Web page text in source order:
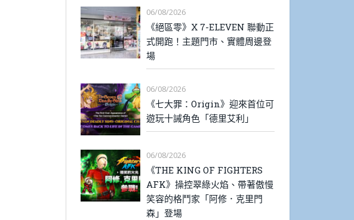
06/08/2026
《絕區零》X 7-ELEVEN 聯動正
式開跑！主題門市、實體周邊登
場
06/08/2026
《七大罪：Origin》迎來首位可
遊玩十誡角色「德里艾利」
06/08/2026
《THE KING OF FIGHTERS
AFK》操控翠綠火焰、帶著傲慢
笑容的格鬥家「阿修．克里門
森」登場